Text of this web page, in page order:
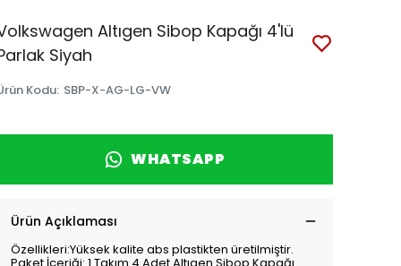
Altıgen Sibop Kapağı 4'lü
Siyah
Kodu: SBP-X-AG-LG-VW
WHATSAPP
Ürün Açıklaması
Özellikleri:Yüksek kalite abs plastikten üretilmiştir.